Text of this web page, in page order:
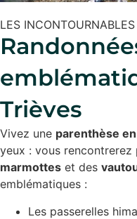
LES INCONTOURNABLES
Trièves
Vivez une parenthèse
yeux : vous rencontrerez
marmottes et des
emblématiques :
Les passerelles